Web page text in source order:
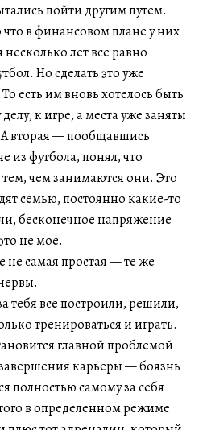
пойти другим путем.
в финансовом плане у них
лет все равно
Но сделать это уже
есть им вновь хотелось быть
к игре, а места уже заняты.
вторая — пообщавшись
из футбола, понял, что
чем занимаются они. Это
семью, постоянно какие-то
бесконечное напряжение
не мое.
самая простая — те же
тебя все построили, решили,
тренироваться и играть.
главной проблемой
карьеры — боязнь
полностью самому за себя
в определенном режиме